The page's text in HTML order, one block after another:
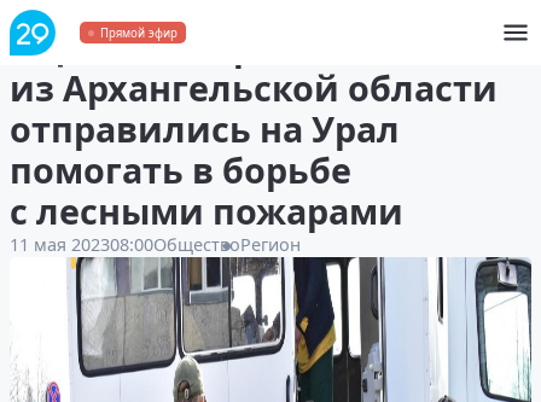
Прямой эфир
Ещё 50 пожарных
из Архангельской области
отправились на Урал
помогать в борьбе
с лесными пожарами
11 мая 202308:00ОбществоРегион